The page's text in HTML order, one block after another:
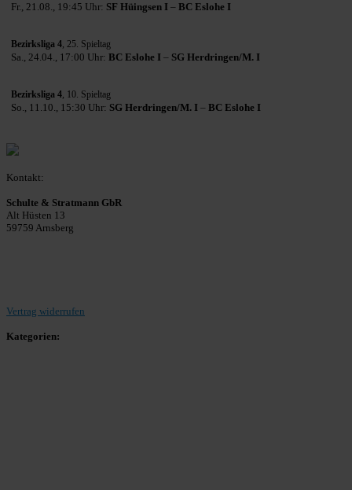
Fr., 21.08., 19:45 Uhr: SF Hüingsen I – BC Eslohe I
Bezirksliga 4 , 25. Spieltag
Sa., 24.04., 17:00 Uhr: BC Eslohe I – SG Herdringen/M. I
Bezirksliga 4 , 10. Spieltag
So., 11.10., 15:30 Uhr: SG Herdringen/M. I – BC Eslohe I
Kontakt:
Schulte & Stratmann GbR
Alt Hüsten 13
59759 Arnsberg
Vertrag widerrufen
Kategorien: